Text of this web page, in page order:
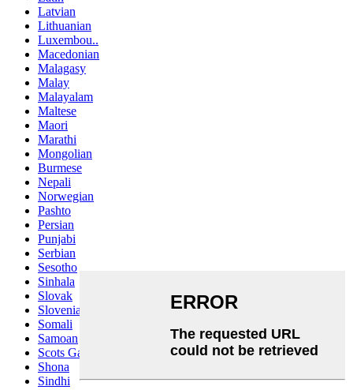
Latvian
Lithuanian
Luxembou..
Macedonian
Malagasy
Malay
Malayalam
Maltese
Maori
Marathi
Mongolian
Burmese
Nepali
Norwegian
Pashto
Persian
Punjabi
Serbian
Sesotho
Sinhala
Slovak
Slovenian
Somali
Samoan
Scots Gaelic
Shona
Sindhi